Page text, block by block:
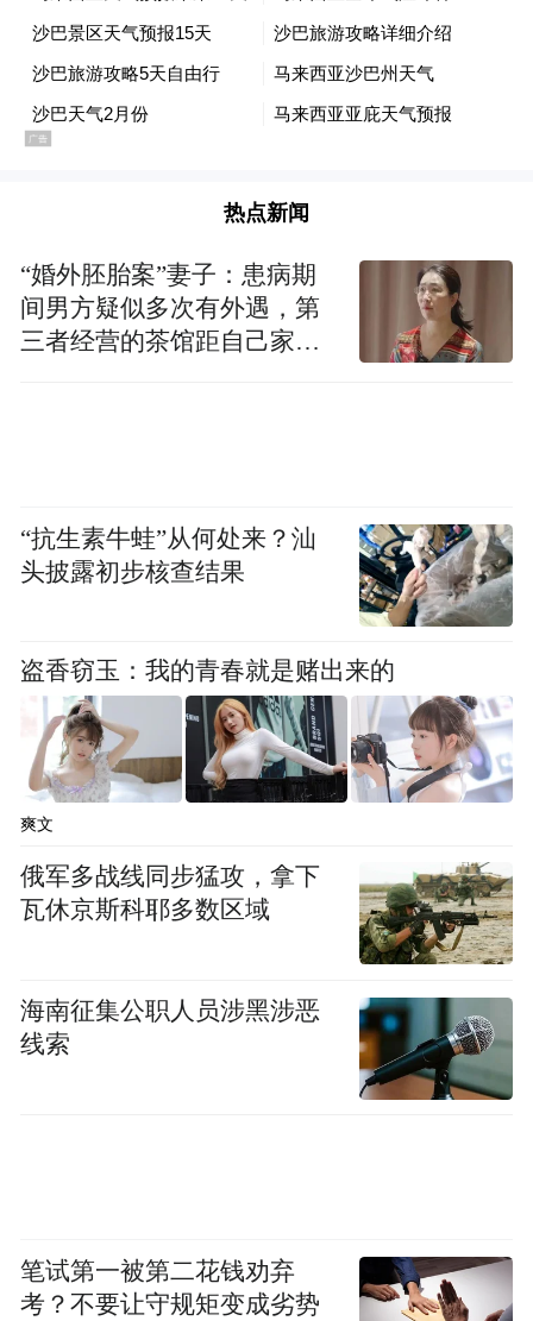
供应商代表、成都新杉宇航科技有限公司总经理
王俊致辞。文胜/摄
火箭发动机生产交付，共建自主可控的航天
供应链体系，助力商业航天产业高质量发
养热带雨林式产业生态。
热点新闻
“婚外胚胎案”妻子：患病期
间男方疑似多次有外遇，第
三者经营的茶馆距自己家步
“抗生素牛蛙”从何处来？汕
头披露初步核查结果
盗香窃玉：我的青春就是赌出来的
爽文
俄军多战线同步猛攻，拿下
瓦休京斯科耶多数区域
海南征集公职人员涉黑涉恶
线索
笔试第一被第二花钱劝弃
考？不要让守规矩变成劣势